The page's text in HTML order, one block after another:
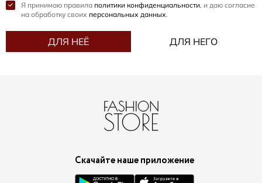
Я принимаю правила политики конфиденциальности, и даю согласие
на обработку своих персональных данных.
ДЛЯ НЕЁ ДЛЯ НЕГО
Скачайте наше приложение